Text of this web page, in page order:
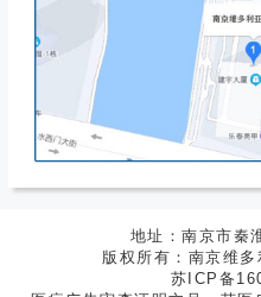
地址：南京市秦
版权所有：南京维
苏ICP备